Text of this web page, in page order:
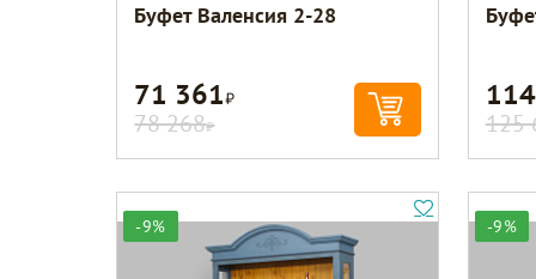
Буфет Валенсия 2-28
71 361Р
78 268Р 125
-9% -9%